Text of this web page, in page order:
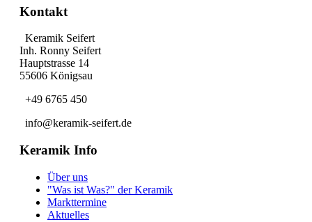
Kontakt
Keramik Seifert
Inh. Ronny Seifert
Hauptstrasse 14
55606 Königsau
+49 6765 450
info@keramik-seifert.de
Keramik Info
Über uns
"Was ist Was?" der Keramik
Markttermine
Aktuelles